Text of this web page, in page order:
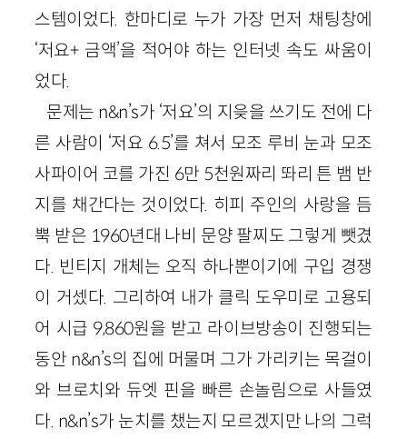
스템이었다. 한마디로 누가 가장 먼저 채팅창에
‘저요+ 금액’을 적어야 하는 인터넷 속도 싸움이
었다.
문제는 n&n’s가 ‘저요’의 지읒을 쓰기도 전에 다
른 사람이 ‘저요 6.5’를 쳐서 모조 루비 눈과 모조
사파이어 코를 가진 6만 5천원짜리 똬리 튼 뱀 반
지를 채간다는 것이었다. 히피 주인의 사랑을 듬
뿍 받은 1960년대 나비 문양 팔찌도 그렇게 뺏겼
다. 빈티지 개체는 오직 하나뿐이기에 구입 경쟁
이 거셌다. 그리하여 내가 클릭 도우미로 고용되
어 시급 9,860원을 받고 라이브방송이 진행되는
동안 n&n’s의 집에 머물며 그가 가리키는 목걸이
와 브로치와 듀엣 핀을 빠른 손놀림으로 사들였
다. n&n’s가 눈치를 챘는지 모르겠지만 나의 그럭